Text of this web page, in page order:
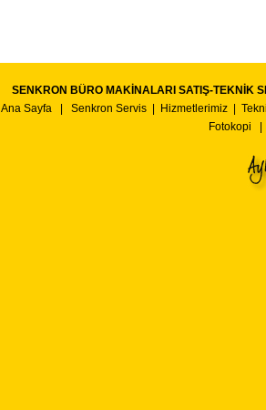
SENKRON BÜRO MAKİNALARI SATIŞ-TEKNİK
Ana Sayfa
Senkron Servis Hizmetlerimiz
Fotokopi